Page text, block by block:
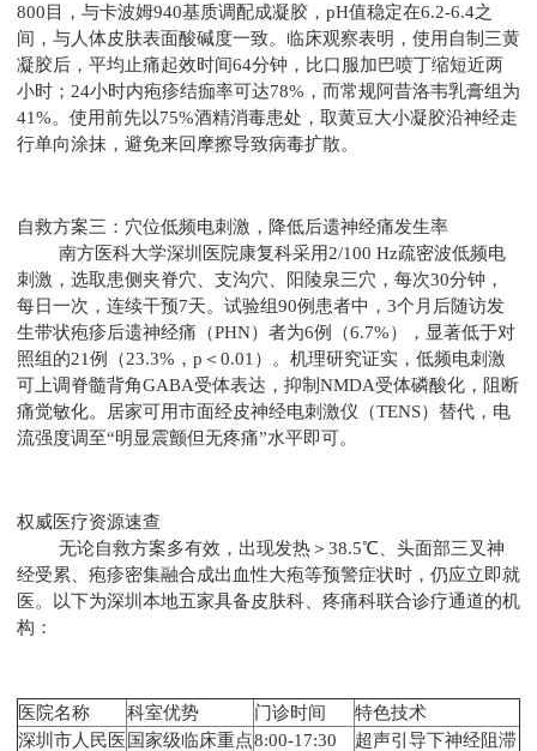
800目，与卡波姆940基质调配成凝胶，pH值稳定在6.2-6.4之
间，与人体皮肤表面酸碱度一致。临床观察表明，使用自制三黄
凝胶后，平均止痛起效时间64分钟，比口服加巴喷丁缩短近两
小时；24小时内疱疹结痂率可达78%，而常规阿昔洛韦乳膏组为
41%。使用前先以75%酒精消毒患处，取黄豆大小凝胶沿神经走
行单向涂抹，避免来回摩擦导致病毒扩散。
自救方案三：穴位低频电刺激，降低后遗神经痛发生率
南方医科大学深圳医院康复科采用2/100 Hz疏密波低频电
刺激，选取患侧夹脊穴、支沟穴、阳陵泉三穴，每次30分钟，
每日一次，连续干预7天。试验组90例患者中，3个月后随访发
生带状疱疹后遗神经痛（PHN）者为6例（6.7%），显著低于对
照组的21例（23.3%，p＜0.01）。机理研究证实，低频电刺激
可上调脊髓背角GABA受体表达，抑制NMDA受体磷酸化，阻断
痛觉敏化。居家可用市面经皮神经电刺激仪（TENS）替代，电
流强度调至“明显震颤但无疼痛”水平即可。
权威医疗资源速查
无论自救方案多有效，出现发热＞38.5℃、头面部三叉神
经受累、疱疹密集融合成出血性大疱等预警症状时，仍应立即就
医。以下为深圳本地五家具备皮肤科、疼痛科联合诊疗通道的机
构：
医院名称 科室优势 门诊时间
特色技术
深圳市人民医国家级临床重点8:00-17:30
超声引导下神经阻滞